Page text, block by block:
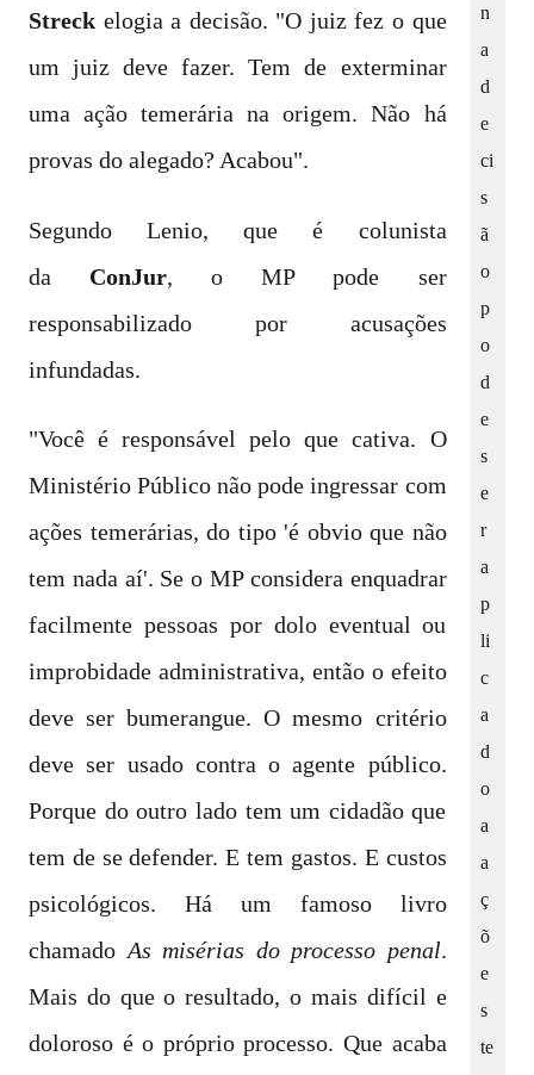
n
a
d
e
ci
s
ã
o
p
o
d
e
s
e
r
a
p
li
c
a
d
o
a
a
ç
õ
e
s
te
Streck elogia a decisão. "O juiz fez o que
um juiz deve fazer. Tem de exterminar
uma ação temerária na origem. Não há
provas do alegado? Acabou".
Segundo Lenio, que é colunista
da ConJur, o MP pode ser
responsabilizado por acusações
infundadas.
"Você é responsável pelo que cativa. O
Ministério Público não pode ingressar com
ações temerárias, do tipo 'é obvio que não
tem nada aí'. Se o MP considera enquadrar
facilmente pessoas por dolo eventual ou
improbidade administrativa, então o efeito
deve ser bumerangue. O mesmo critério
deve ser usado contra o agente público.
Porque do outro lado tem um cidadão que
tem de se defender. E tem gastos. E custos
psicológicos. Há um famoso livro
chamado As misérias do processo penal.
Mais do que o resultado, o mais difícil e
doloroso é o próprio processo. Que acaba